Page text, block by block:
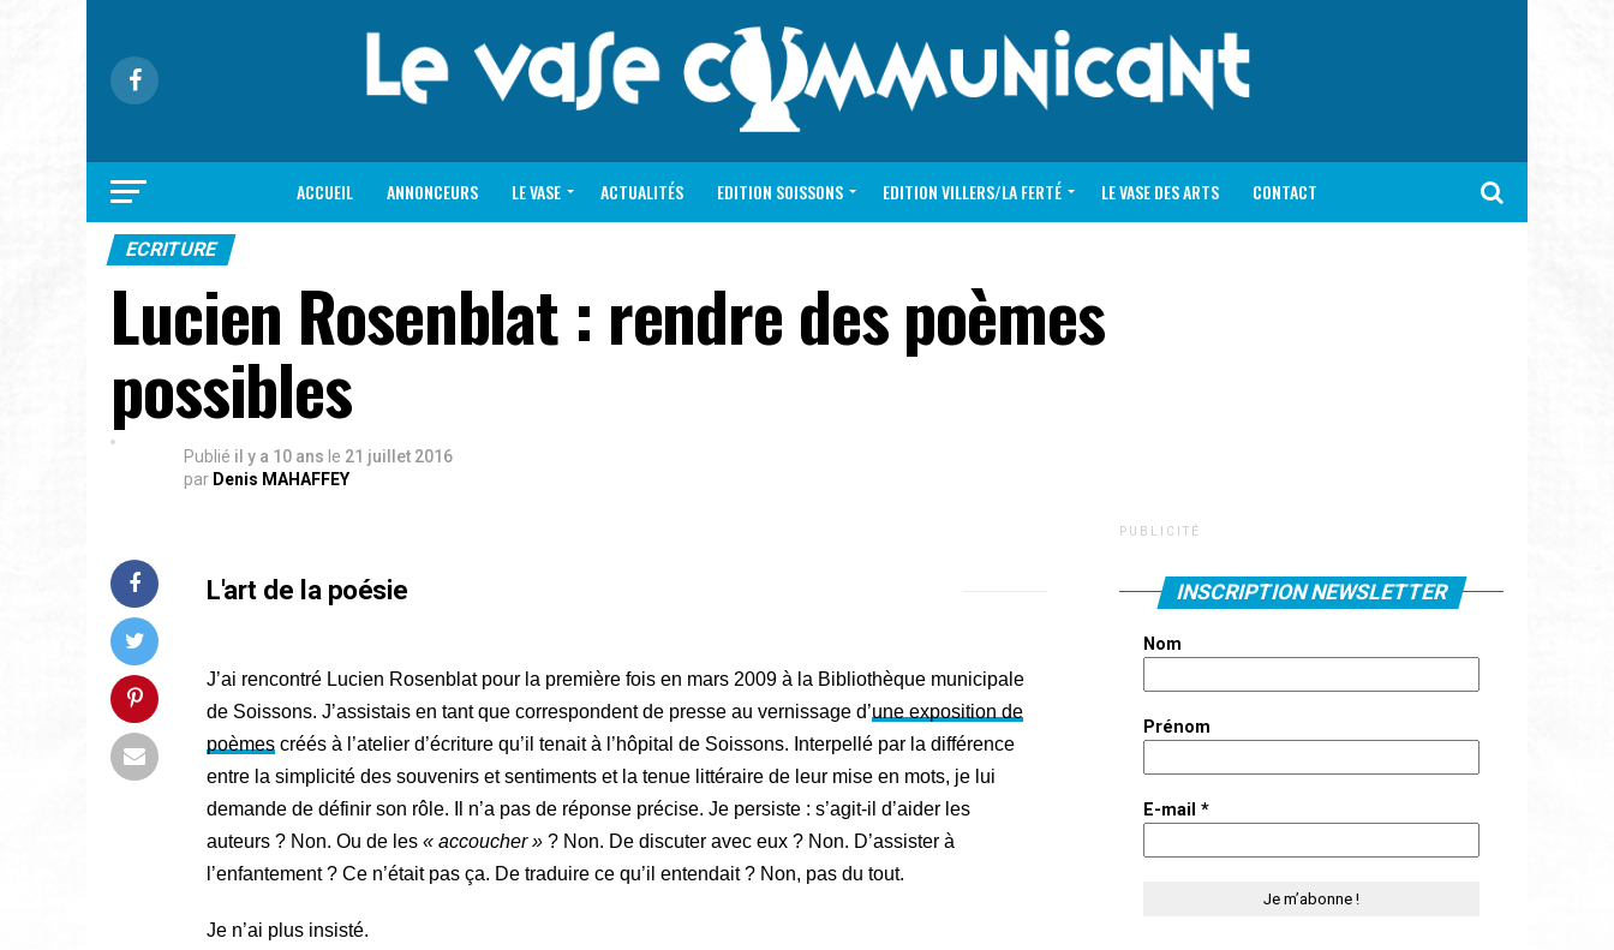
ACCUEIL ANNONCEURS LE VASE ACTUALITÉS EDITION SOISSONS EDITION VILLERS/LA FERTÉ LE VASE DES ARTS CONTACT
ECRITURE
Lucien Rosenblat : rendre des poèmes
possibles
Publié il y a 10 ans le 21 juillet 2016
par Denis MAHAFFEY
L'art de la poésie
J’ai rencontré Lucien Rosenblat pour la première fois en mars 2009 à la Bibliothèque municipale
de Soissons. J’assistais en tant que correspondent de presse au vernissage d’une exposition de
poèmes créés à l’atelier d’écriture qu’il tenait à l’hôpital de Soissons. Interpellé par la différence
entre la simplicité des souvenirs et sentiments et la tenue littéraire de leur mise en mots, je lui
demande de définir son rôle. Il n’a pas de réponse précise. Je persiste : s’agit-il d’aider les
auteurs ? Non. Ou de les « accoucher » ? Non. De discuter avec eux ? Non. D’assister à
l’enfantement ? Ce n’était pas ça. De traduire ce qu’il entendait ? Non, pas du tout.
Je n’ai plus insisté.
P U B L I C I T É
INSCRIPTION NEWSLETTER
Nom
Prénom
E-mail *